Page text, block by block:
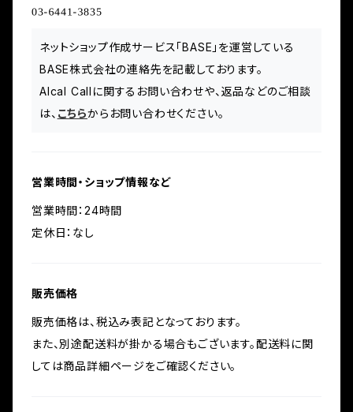
ネットショップ作成サービス「BASE」を運営している
BASE株式会社の連絡先を記載しております。
Alcal Callに関するお問い合わせや、返品などのご相談
は、 こちらからお問い合わせください。
営業時間・ショップ情報など
営業時間：24時間
定休日：なし
販売価格
販売価格は、税込み表記となっております。
また、別途配送料が掛かる場合もございます。配送料に関
しては商品詳細ページをご確認ください。